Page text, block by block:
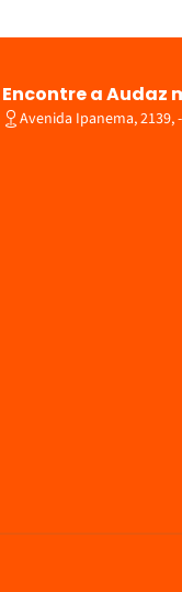
Encontre a Audaz
Avenida Ipanema, 2139,